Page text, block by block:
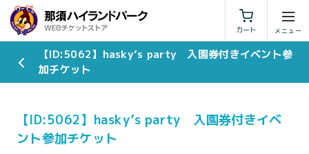
カート
利用規約 特定商取引法に基づく表示
【ID:5062】hasky’s party 入園券付きイベント参
加チケット
【ID:5062】hasky’s party 入園券付きイベ
ント参加チケット